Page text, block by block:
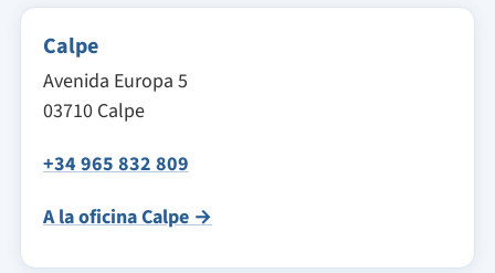
Calpe
Avenida Europa 5
03710 Calpe
+34 965 832 809
A la oficina Calpe →